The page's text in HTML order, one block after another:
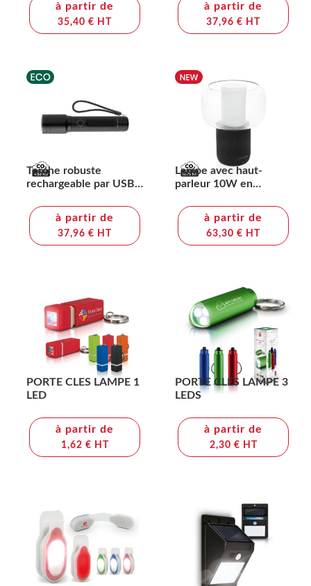
à partir de
35,40 € HT
à partir de
37,96 € HT
Torche robuste
rechargeable par USB
RCS
à partir de
37,96 € HT
Lampe avec haut-
parleur 10W en
Lux
à partir de
63,30 € HT
PORTE CLES LAMPE 1
LED
à partir de
1,62 € HT
PORTE CLES LAMPE 3
LEDS
à partir de
2,30 € HT